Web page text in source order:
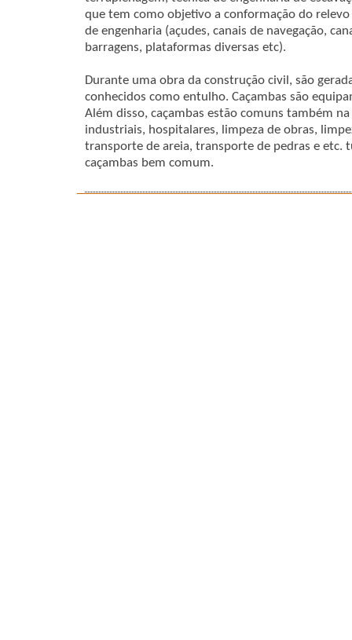
que tem como objetivo a conformação do
de engenharia (açudes, canais de navegação,
barragens, plataformas diversas etc).
Durante uma obra da construção civil, são
conhecidos como entulho. Caçambas são
Além disso, caçambas estão comuns também
industriais, hospitalares, limpeza de obras,
transporte de areia, transporte de pedras e etc.
caçambas bem comum.